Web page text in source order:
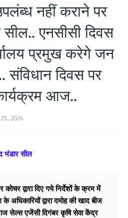
नहीं कराने पर
एनसीसी दिवस
प्रमुख करेगे जन
संविधान दिवस पर
आज..
2024
भंडार सील
द्वारा दिए गये निर्देशों के क्रम में
अधिकारियों द्वारा दमोह की खाद बीज
सेल्स एजेंसी दिगंबर कृषि सेवा केंद्र